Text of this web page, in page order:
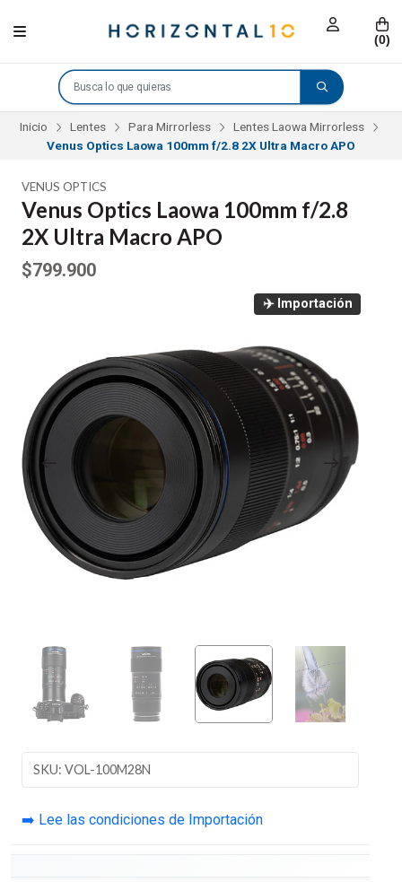
(0)
Inicio Lentes Para Mirrorless
Lentes Laowa Mirrorless
Venus Optics Laowa 100mm f/2.8 2X Ultra Macro APO
VENUS OPTICS
Venus Optics Laowa 100mm f/2.8
2X Ultra Macro APO
$799.900
✈️ Importación
SKU: VOL-100M28N
➡️ Lee las condiciones de Importación